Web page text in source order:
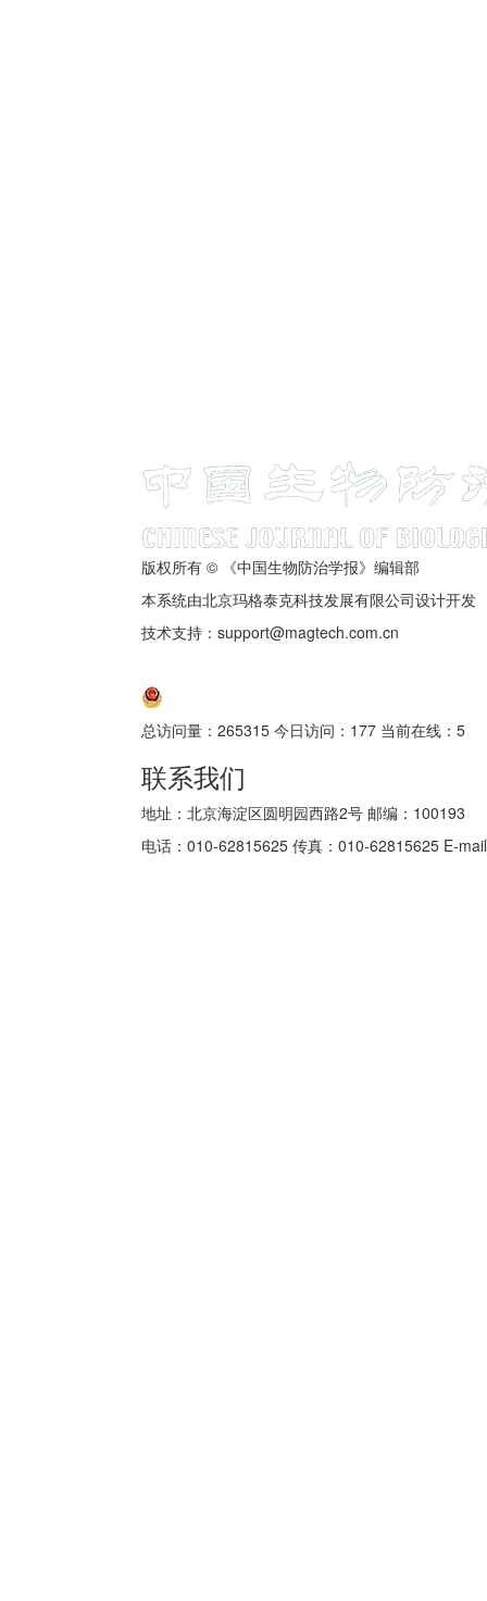
版权所有 © 《中国生物防治学报》编辑部
本系统由北京玛格泰克科技发展有限公司设计开发
技术支持：support@magtech.com.cn
总访问量： 265315 今日访问： 177 当前在线： 5
联系我们
地址：北京海淀区圆明园西路2号 邮编：100193
电话：010-62815625 传真：010-62815625 E-